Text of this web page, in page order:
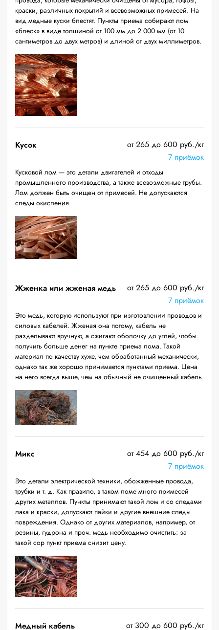
краски, различных покрытий и всевозможных примесей. На
вид медные куски блестят. Пункты приема собирают лом
«блеск» в виде толщиной от 100 мм до 2 000 мм (от 10
сантиметров до двух метров) и длиной от двух миллиметров.
Кусок
от 265 до 600 руб./кг
7 приёмок
Кусковой лом — это детали двигателей и отходы
промышленного производства, а также всевозможные трубы.
Лом должен быть очищен от примесей. Не допускаются
следы окисления.
Жженка или жженая медь
от 265 до 600 руб./кг
7 приёмок
Это медь, которую используют при изготовлении проводов и
силовых кабелей. Жженая она потому, кабель не
разделывают вручную, а сжигают оболочку до углей, чтобы
получить больше денег на пункте приема лома. Такой
материал по качеству хуже, чем обработанный механически,
однако так же хорошо принимается пунктами приема. Цена
на него всегда выше, чем на обычный не очищенный кабель.
Микс
от 454 до 600 руб./кг
7 приёмок
Это детали электрической техники, обожженные провода,
трубки и т. д. Как правило, в таком ломе много примесей
других металлов. Пункты принимают такой лом и со следами
лака и краски, допускают пайки и другие внешние следы
повреждения. Однако от других материалов, например, от
резины, гудрона и проч. медь необходимо очистить: за
такой сор пункт приема снизит цену.
Медный кабель от 300 до 600 руб./кг